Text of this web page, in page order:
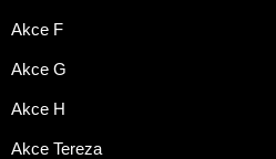
Akce F
Akce G
Akce H
Akce Tereza